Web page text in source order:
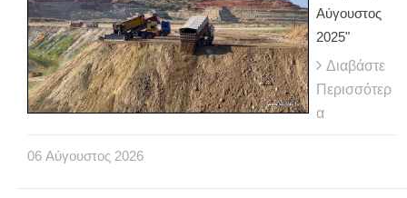
Αύγουστος
2025"
Διαβάστε
Περισσότερ
α
06 Αύγουστος 2026